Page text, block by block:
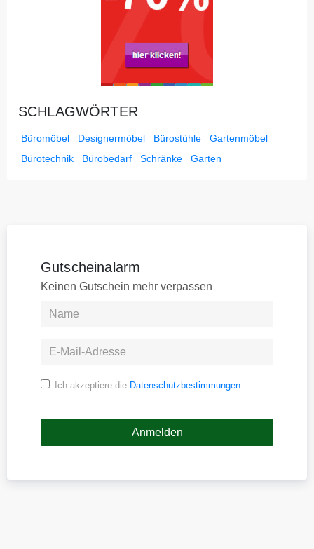
SCHLAGWÖRTER
Büromöbel Designermöbel Bürostühle
Gartenmöbel
Bürotechnik
Bürobedarf Schränke Garten
Gutscheinalarm
Keinen Gutschein mehr verpassen
Ich akzeptiere die Datenschutzbestimmungen